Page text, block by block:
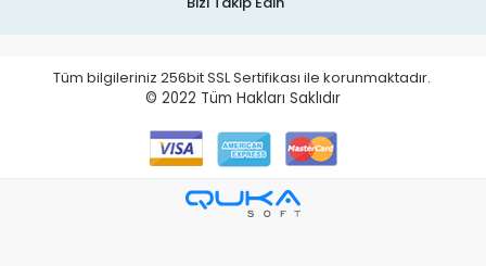
Tüm bilgileriniz 256bit SSL Sertifikası ile korunmaktadır.
© 2022 Tüm Hakları Saklıdır